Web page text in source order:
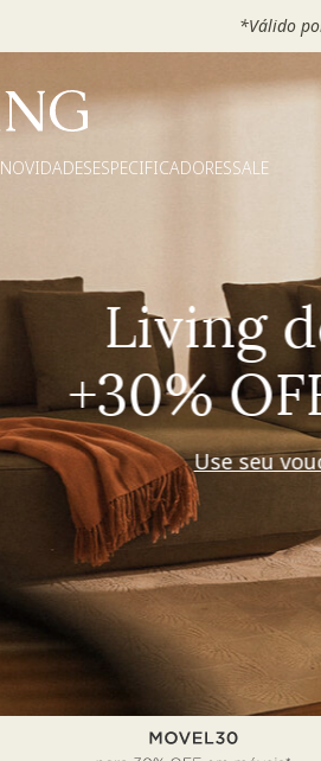
Escolha seu VOUCHER
NOVIDADESESPECIFICADORESSALE